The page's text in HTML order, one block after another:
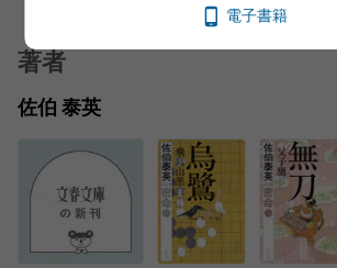
著者
佐伯 泰英
電子書籍